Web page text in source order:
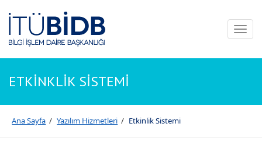
ETKİNKLİK SİSTEMİ
Ana Sayfa / Yazılım Hizmetleri / Etkinlik Sistemi